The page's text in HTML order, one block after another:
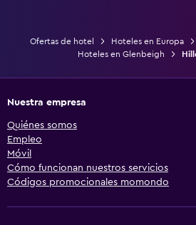
Ofertas de hotel Hoteles en Europa
Hoteles en Glenbeigh
Nuestra empresa
Quiénes somos
Empleo
Móvil
Cómo funcionan nuestros servicios
Códigos promocionales momondo